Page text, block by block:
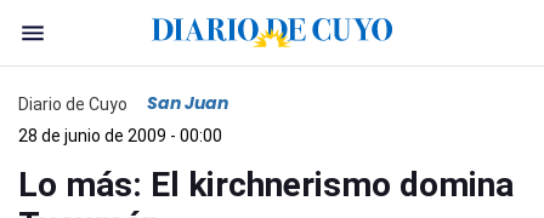
Diario de Cuyo San Juan
28 de junio de 2009 - 00:00
Lo más: El kirchnerismo domina